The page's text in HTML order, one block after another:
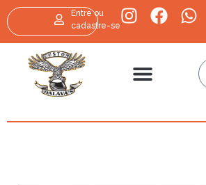
Entre ou
cadastre-se